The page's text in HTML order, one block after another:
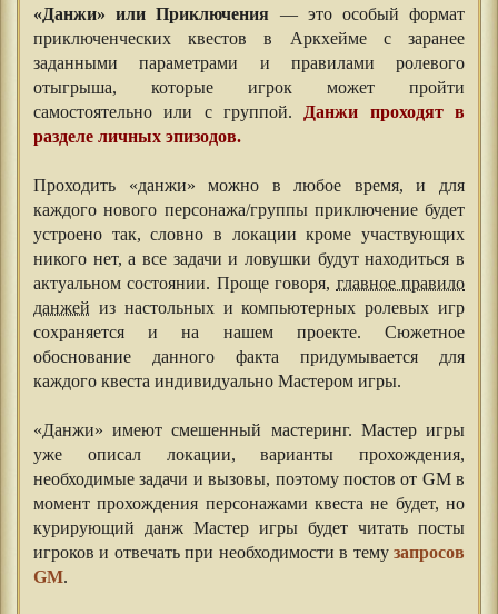
«Данжи» или Приключения — это особый формат
приключенческих квестов в Аркхейме с заранее
заданными параметрами и правилами ролевого
отыгрыша, которые игрок может пройти
самостоятельно или с группой.Данжи проходят в
разделе личных эпизодов.
Проходить «данжи» можно в любое время, и для
каждого нового персонажа/группы приключение будет
устроено так, словно в локации кроме участвующих
никого нет, а все задачи и ловушки будут находиться в
актуальном состоянии. Проще говоря, главное правило
данжей из настольных и компьютерных ролевых игр
сохраняется и на нашем проекте. Сюжетное
обоснование данного факта придумывается для
каждого квеста индивидуально Мастером игры.
«Данжи» имеют смешенный мастеринг. Мастер игры
уже описал локации, варианты прохождения,
необходимые задачи и вызовы, поэтому постов от GM в
момент прохождения персонажами квеста не будет, но
курирующий данж Мастер игры будет читать посты
игроков и отвечать при необходимости в тему запросов
GM.